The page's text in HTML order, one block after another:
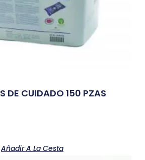
DE CUIDADO 150 PZAS
Añadir A La Cesta